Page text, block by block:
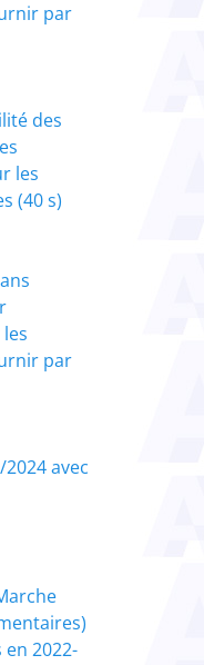
par
des
les
(40 s)
par
avec
2022-